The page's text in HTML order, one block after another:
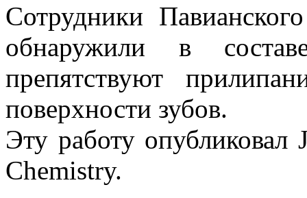
Сотрудники
обнаружили в
препятствуют
поверхности зубов.
Эту работу
Chemistry.